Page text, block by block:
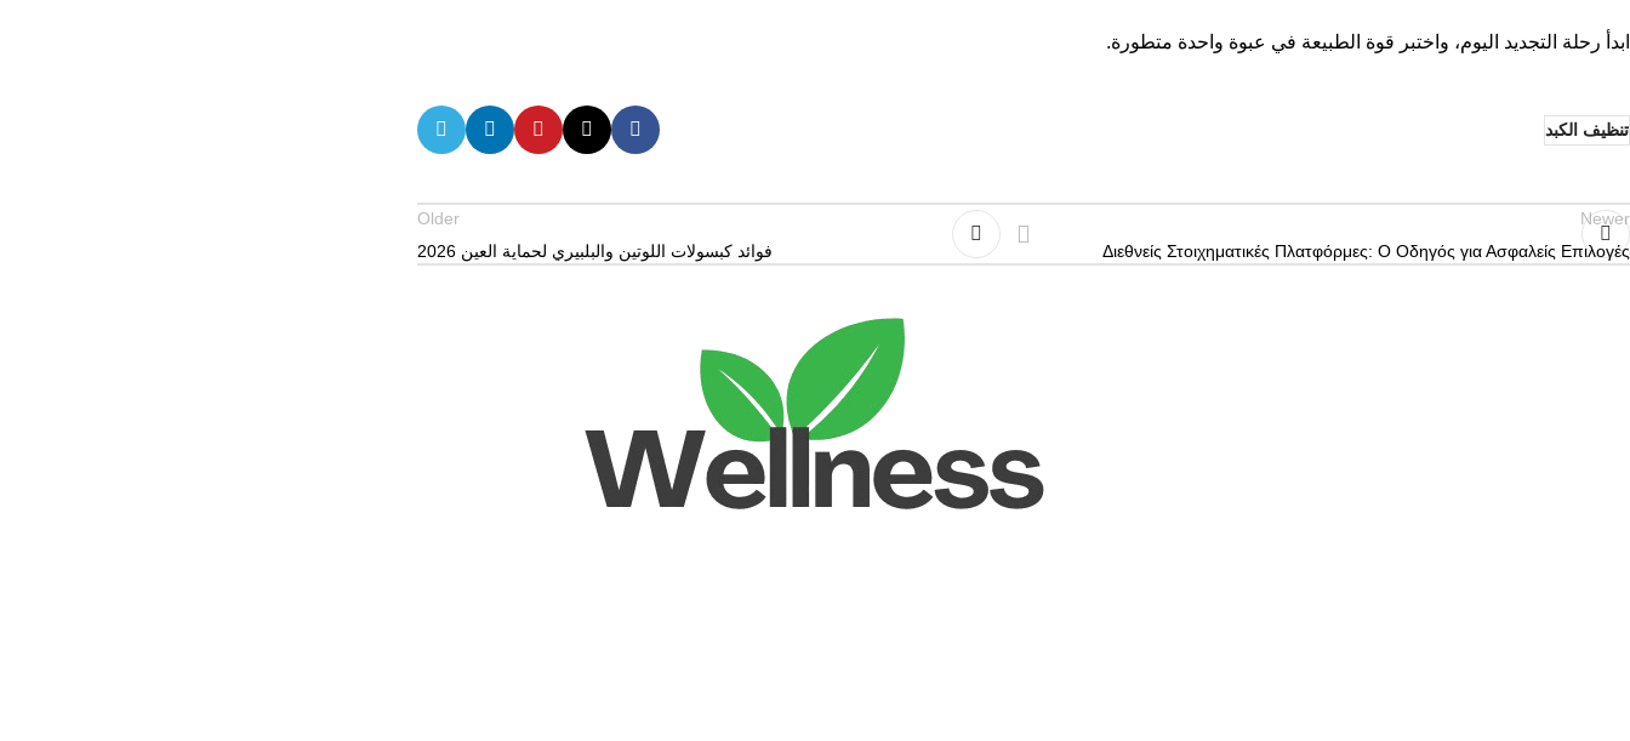
ابدأ رحلة التجديد اليوم، واختبر قوة الطبيعة في عبوة واحدة متطورة.
تنظيف الكبد
Newer
Διεθνείς Στοιχηματικές Πλατφόρμες: Ο Οδηγός για Ασφαλείς Επιλογές
Older
فوائد كبسولات اللوتين والبلبيري لحماية العين 2026